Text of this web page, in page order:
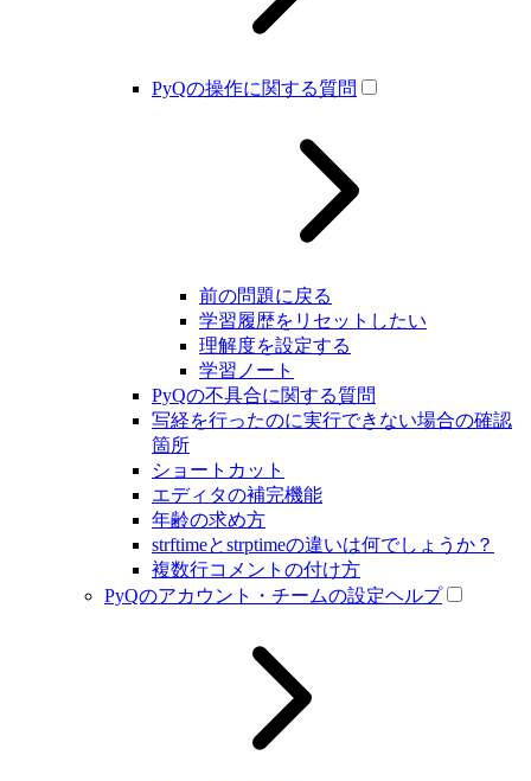
PyQの操作に関する質問
前の問題に戻る
学習履歴をリセットしたい
理解度を設定する
学習ノート
PyQの不具合に関する質問
写経を行ったのに実行できない場合の確認
箇所
ショートカット
エディタの補完機能
年齢の求め方
strftimeとstrptimeの違いは何でしょうか？
複数行コメントの付け方
PyQのアカウント・チームの設定ヘルプ